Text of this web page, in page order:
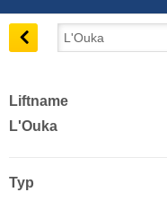
Liftname
L'Ouka
Typ